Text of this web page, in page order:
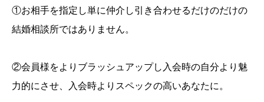
①お相手を指定し単に仲介し引き合わせるだけのだけの
結婚相談所ではありません。
②会員様をよりブラッシュアップし入会時の自分より魅
力的にさせ、入会時よりスペックの高いあなたに。